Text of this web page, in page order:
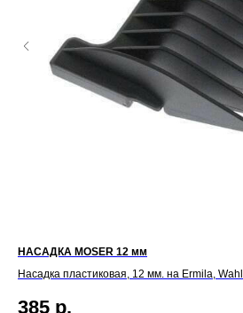
НАСАДКА MOSER 12 мм
Насадка пластиковая, 12 мм. на Ermila,
385 р.